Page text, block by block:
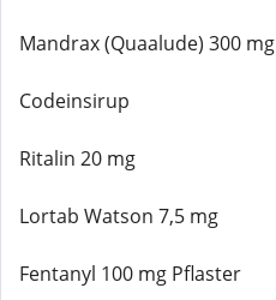
Mandrax (Quaalude) 300 mg
Codeinsirup
Ritalin 20 mg
Lortab Watson 7,5 mg
Fentanyl 100 mg Pflaster